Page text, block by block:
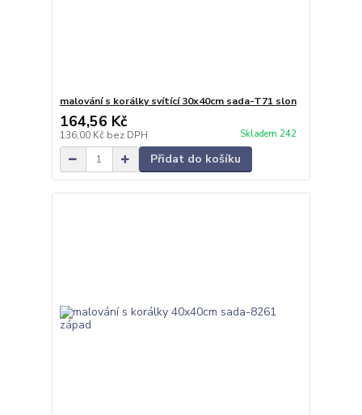
malování s korálky svítící 30x40cm sada-T71 slon
164,56 Kč
136,00 Kč bez DPH Skladem 242
Přidat do košíku